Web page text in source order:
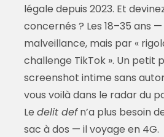
légale depuis 2023. Et
concernés ? Les 18–35 ans
malveillance, mais par «
challenge TikTok ». Un petit
screenshot intime sans
vous voilà dans le radar du
Le delit defn’a plus besoin
sac à dos — il voyage en 4G.